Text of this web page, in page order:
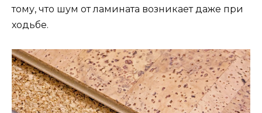
тому, что шум от ламината возникает даже при
ходьбе.